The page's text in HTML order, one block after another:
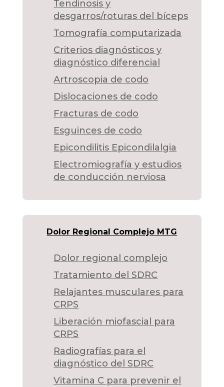
Tendinosis y
desgarros/roturas del bíceps
Tomografía computarizada
Criterios diagnósticos y
diagnóstico diferencial
Artroscopia de codo
Dislocaciones de codo
Fracturas de codo
Esguinces de codo
Epicondilitis Epicondilalgia
Electromiografía y estudios
de conducción nerviosa
Dolor Regional Complejo MTG
Dolor regional complejo
Tratamiento del SDRC
Relajantes musculares para
CRPS
Liberación miofascial para
CRPS
Radiografías para el
diagnóstico del SDRC
Vitamina C para prevenir el